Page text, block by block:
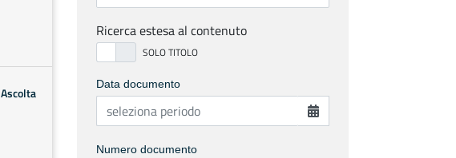
Ascolta
Ricerca estesa al contenuto
Data documento
Numero documento